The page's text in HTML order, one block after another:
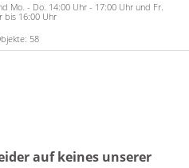
Mo. - Do. 14:00 Uhr - 17:00 Uhr und Fr.
bis 16:00 Uhr
58
auf keines unserer